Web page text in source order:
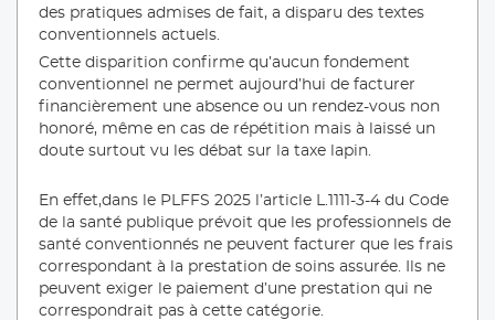
des pratiques admises de fait, a disparu des textes
conventionnels actuels.
Cette disparition confirme qu’aucun fondement
conventionnel ne permet aujourd’hui de facturer
financièrement une absence ou un rendez-vous non
honoré, même en cas de répétition mais à laissé un
doute surtout vu les débat sur la taxe lapin.
En effet,dans le PLFFS 2025 l’article L.1111-3-4 du Code
de la santé publique prévoit que les professionnels de
santé conventionnés ne peuvent facturer que les frais
correspondant à la prestation de soins assurée. Ils ne
peuvent exiger le paiement d’une prestation qui ne
correspondrait pas à cette catégorie.